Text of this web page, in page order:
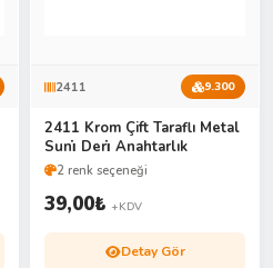
2411 9.300
2411 Krom Çift Taraflı Metal
Suni̇ Deri̇ Anahtarlık
2 renk seçeneği
39,00₺ +KDV
Detay Gör